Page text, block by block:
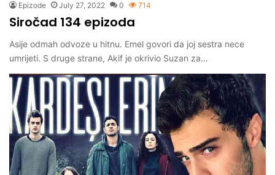
Epizode July 27, 2022 0 714
Siročad 134 epizoda
Asije odmah odvoze u hitnu. Emel govori da joj sestra nece
umrijeti. S druge strane, Akif je okrivio Suzan za…